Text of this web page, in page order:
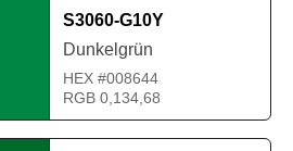
S3060-G10Y
Dunkelgrün
HEX #008644
RGB 0,134,68